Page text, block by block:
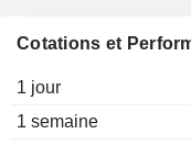
Cotations et
1 jour
1 semaine